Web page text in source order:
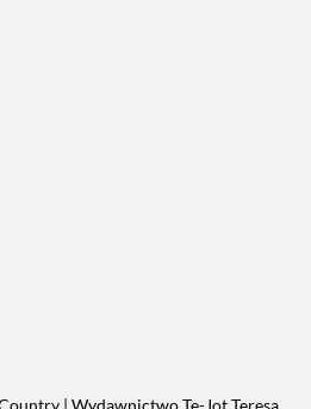
| Wydawnictwo Te-Jot Teresa